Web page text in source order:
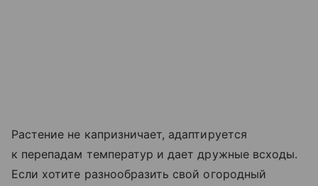
Растение не капризничает, адаптируется
к перепадам температур и дает дружные всходы.
Если хотите разнообразить свой огородный